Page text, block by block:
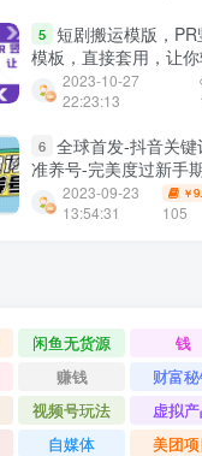
5
短剧搬运模版，PR
模板，直接套用，让
过原创2023-10-27
22:23:13
6 全球首发-抖音关键
准养号-完美度过新手
标签【揭秘】
2023-09-23
13:54:31
￥
105
闲鱼无货源
钱
赚钱
财富
视频号玩法
虚拟
自媒体
美团项